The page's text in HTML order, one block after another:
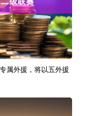
属外援，将以五外援